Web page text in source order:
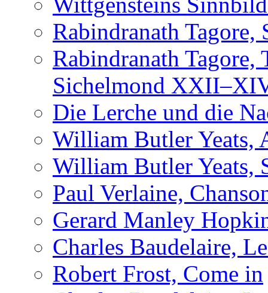
Rabindranath
Rabindranath Tagore,
Sichelmond
Die Lerche und die
William Butler Yeats,
William Butler Yeats,
Paul Verlaine,
Gerard Manley
Charles Baudelaire,
Robert Frost, Come in